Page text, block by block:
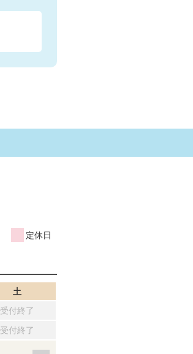
定休日
土
受付終了
受付終了